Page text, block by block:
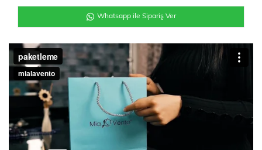
Whatsapp ile Sipariş Ver